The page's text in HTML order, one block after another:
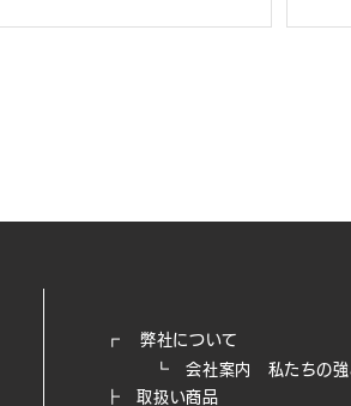
┏ 弊社について
┗会社案内 私たちの
┣
取扱い商品